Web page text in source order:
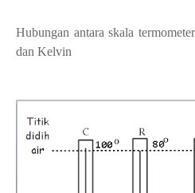
Hubungan antara skala
dan Kelvin